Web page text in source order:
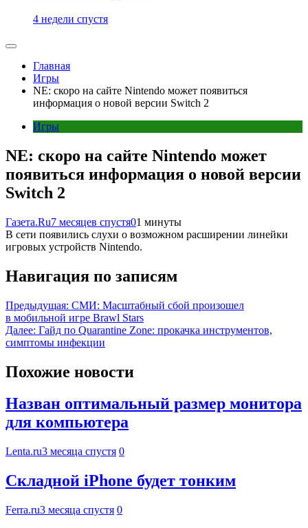
4 недели спустя
Главная
Игры
NE: скоро на сайте Nintendo может появиться
информация о новой версии Switch 2
Игры
NE: скоро на сайте Nintendo может
появиться информация о новой версии
Switch 2
Газета.Ru7 месяцев спустя01 минуты
В сети появились слухи о возможном расширении линейки
игровых устройств Nintendo.
Навигация по записям
Предыдущая: СМИ: Масштабный сбой произошел
в мобильной игре Brawl Stars
Далее: Гайд по Quarantine Zone: прокачка инструментов,
симптомы инфекции
Похожие новости
Назван оптимальный размер монитора
для компьютера
Lenta.ru3 месяца спустя 0
Складной iPhone будет тонким
Ferra.ru3 месяца спустя 0